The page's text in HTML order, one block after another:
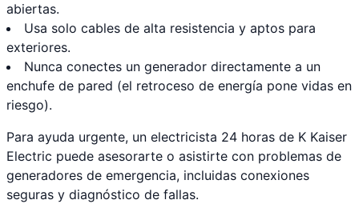
abiertas.
Usa solo cables de alta resistencia y aptos para
exteriores.
Nunca conectes un generador directamente a un
enchufe de pared (el retroceso de energía pone vidas en
riesgo).
Para ayuda urgente, un electricista 24 horas de K Kaiser
Electric puede asesorarte o asistirte con problemas de
generadores de emergencia, incluidas conexiones
seguras y diagnóstico de fallas.